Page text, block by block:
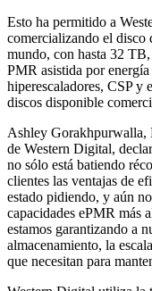
Esto ha permitido a
comercializando el
mundo, con hasta 32
PMR asistida por
hiperescaladores, CSP y
discos disponible
Ashley
de Western Digital,
no sólo está batiendo
clientes las ventajas de
estado pidiendo, y aún
capacidades ePMR más
estamos garantizando a
almacenamiento, la
que necesitan para